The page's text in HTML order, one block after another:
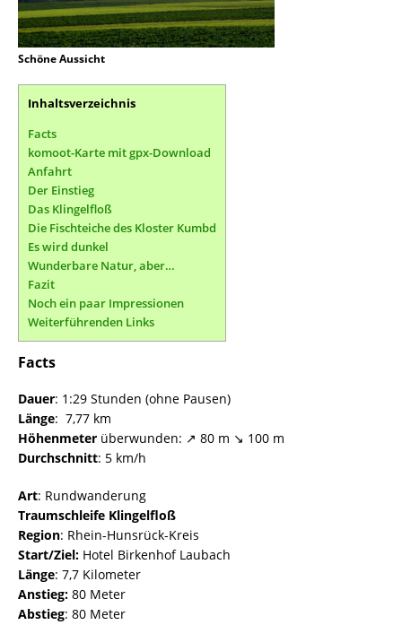
Schöne Aussicht
Inhaltsverzeichnis
Facts
komoot-Karte mit gpx-Download
Anfahrt
Der Einstieg
Das Klingelfloß
Die Fischteiche des Kloster Kumbd
Es wird dunkel
Wunderbare Natur, aber…
Fazit
Noch ein paar Impressionen
Weiterführenden Links
Facts
Dauer: 1:29 Stunden (ohne Pausen)
Länge: 7,77 km
Höhenmeter überwunden: ↗ 80 m ↘ 100 m
Durchschnitt: 5 km/h
Art: Rundwanderung
Traumschleife Klingelfloß
Region: Rhein-Hunsrück-Kreis
Start/Ziel: Hotel Birkenhof Laubach
Länge: 7,7 Kilometer
Anstieg: 80 Meter
Abstieg: 80 Meter